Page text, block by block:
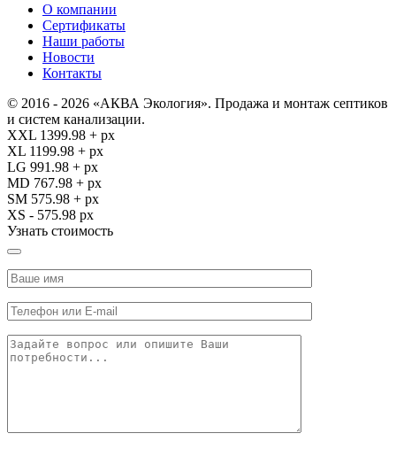
О компании
Сертификаты
Наши работы
Новости
Контакты
© 2016 - 2026 «АКВА Экология». Продажа и монтаж септиков
и систем канализации.
XXL 1399.98 + px
XL 1199.98 + px
LG 991.98 + px
MD 767.98 + px
SM 575.98 + px
XS - 575.98 px
Узнать стоимость